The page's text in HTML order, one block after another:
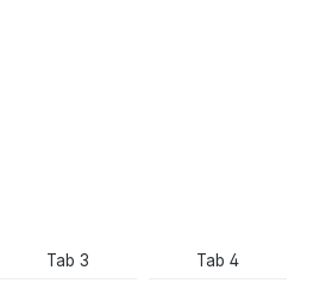
Tab 3 Tab 4